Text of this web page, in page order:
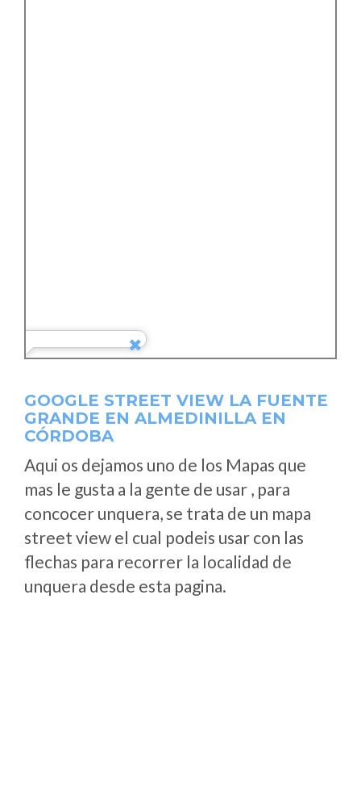
GOOGLE STREET VIEW LA FUENTE
GRANDE EN ALMEDINILLA EN
CÓRDOBA
Aqui os dejamos uno de los Mapas que
mas le gusta a la gente de usar , para
concocer unquera, se trata de un mapa
street view el cual podeis usar con las
flechas para recorrer la localidad de
unquera desde esta pagina.